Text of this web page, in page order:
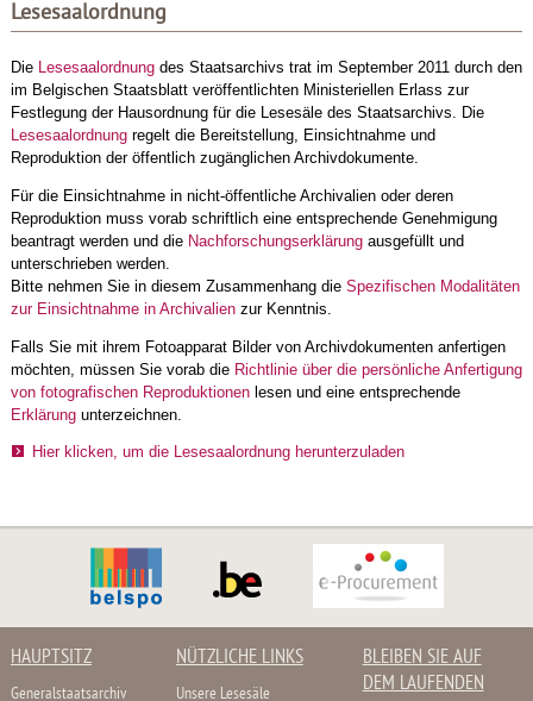
Lesesaalordnung
Die Lesesaalordnungdes Staatsarchivs trat im September 2011 durch den
im Belgischen Staatsblatt veröffentlichten Ministeriellen Erlass zur
Festlegung der Hausordnung für die Lesesäle des Staatsarchivs. Die
Lesesaalordnungregelt die Bereitstellung, Einsichtnahme und
Reproduktion der öffentlich zugänglichen Archivdokumente.
Für die Einsichtnahme in nicht-öffentliche Archivalien oder deren
Reproduktion muss vorab schriftlich eine entsprechende Genehmigung
beantragt werden und die Nachforschungserklärungausgefüllt und
unterschrieben werden.
Bitte nehmen Sie in diesem Zusammenhang die Spezifischen Modalitäten
zur Einsichtnahme in Archivalienzur Kenntnis.
Falls Sie mit ihrem Fotoapparat Bilder von Archivdokumenten anfertigen
möchten, müssen Sie vorab die Richtlinie über die persönliche Anfertigung
von fotografischen Reproduktionenlesen und eine entsprechende
Erklärungunterzeichnen.
Hier klicken, um die Lesesaalordnung herunterzuladen
HAUPTSITZ
Generalstaatsarchiv
NÜTZLICHE LINKS
Unsere Lesesäle
BLEIBEN SIE AUF
DEM LAUFENDEN